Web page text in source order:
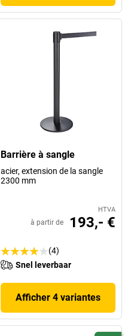
Barrière à sangle
acier, extension de la sangle
2300 mm
HTVA
à partir de 193,- €
(4)
Snel leverbaar
Afficher 4 variantes